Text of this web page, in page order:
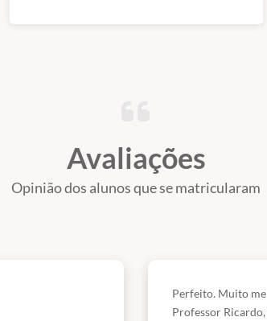
Avaliações
Opinião dos alunos que se matricularam
Perfeito. Muito
Professor